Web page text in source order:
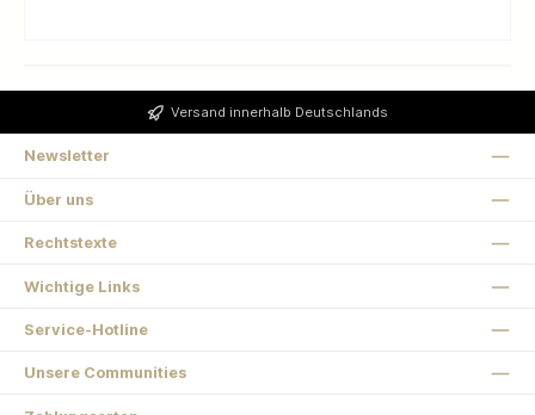
Versand innerhalb Deutschlands
Newsletter
Über uns
Rechtstexte
Wichtige Links
Service-Hotline
Unsere Communities